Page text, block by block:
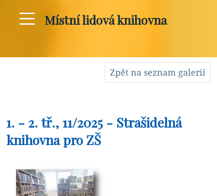
Místní lidová knihovna
Zpět na seznam galerií
1. - 2. tř., 11/2025 - Strašidelná
knihovna pro ZŠ